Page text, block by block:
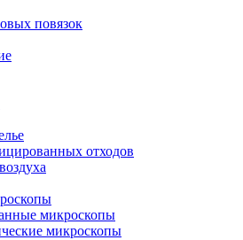
повязок
отходов
микроскопы
микроскопы